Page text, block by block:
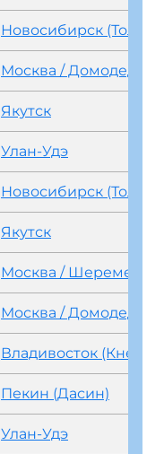
Якутск
Улан-Удэ
Якутск
Пекин (Дасин)
Улан-Удэ